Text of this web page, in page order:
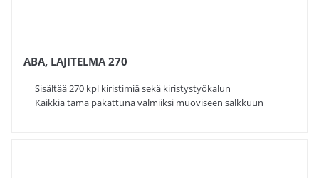
ABA, LAJITELMA 270
Sisältää 270 kpl kiristimiä sekä kiristystyökalun
Kaikkia tämä pakattuna valmiiksi muoviseen salkkuun